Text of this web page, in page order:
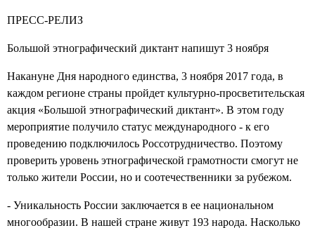
ПРЕСС-РЕЛИЗ
Большой этнографический диктант напишут 3 ноября
Накануне Дня народного единства, 3 ноября 2017 года, в
каждом регионе страны пройдет культурно-просветительская
акция «Большой этнографический диктант». В этом году
мероприятие получило статус международного - к его
проведению подключилось Россотрудничество. Поэтому
проверить уровень этнографической грамотности смогут не
только жители России, но и соотечественники за рубежом.
- Уникальность России заключается в ее национальном
многообразии. В нашей стране живут 193 народа. Насколько